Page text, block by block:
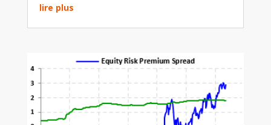
lire plus